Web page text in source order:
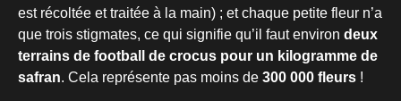
est récoltée et traitée à la main) ; et chaque petite fleur n’a
que trois stigmates, ce qui signifie qu’il faut environ deux
terrains de football de crocus pour un kilogramme de
safran. Cela représente pas moins de 300 000 fleurs !